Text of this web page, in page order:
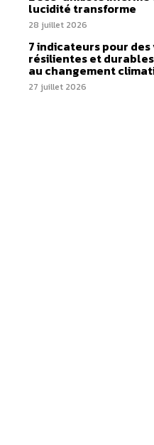
lucidité transforme
28 juillet 2026
7 indicateurs pour
résilientes et
au changement
27 juillet 2026